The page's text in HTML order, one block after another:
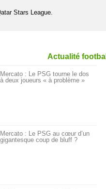
Stars League.
Actualité football
Mercato : Le PSG tourne le dos
à deux joueurs « à problème »
Mercato : Le PSG au cœur d’un
gigantesque coup de bluff ?